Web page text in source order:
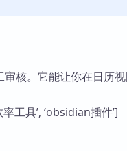
核。它能让你在日历
率工具’, ‘obsidian插件’]